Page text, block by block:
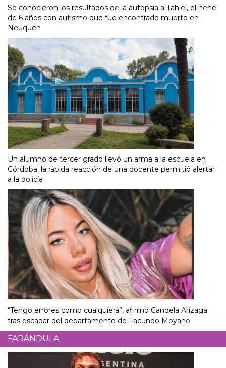
Se conocieron los resultados de la autopsia a Tahiel, el nene
de 6 años con autismo que fue encontrado muerto en
Neuquén
Un alumno de tercer grado llevó un arma a la escuela en
Córdoba: la rápida reacción de una docente permitió alertar
a la policía
“Tengo errores como cualquiera”, afirmó Candela Arizaga
tras escapar del departamento de Facundo Moyano
FARÁNDULA